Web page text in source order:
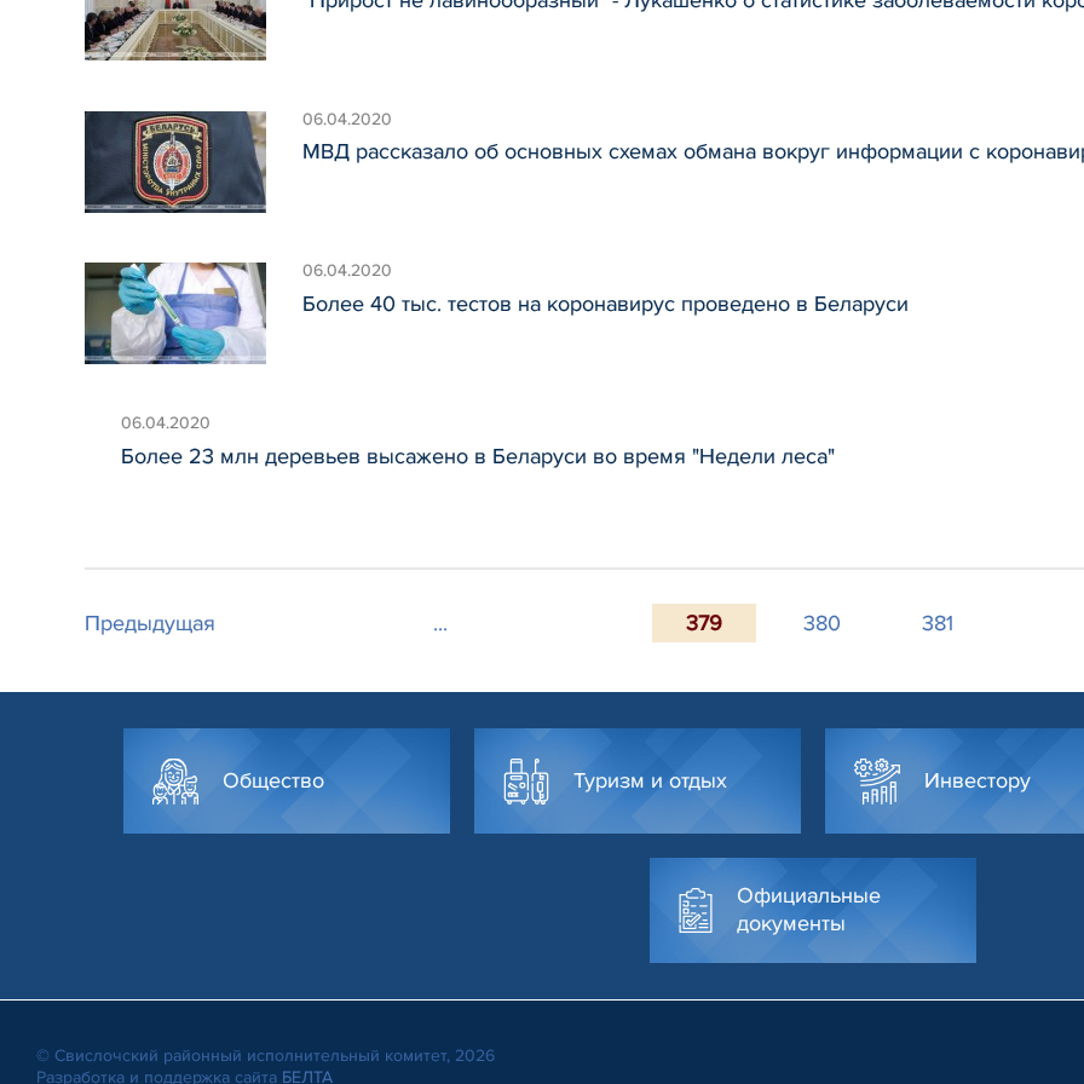
06.04.2020
МВД рассказало об основных схемах обмана вокруг информации с
06.04.2020
Более 40 тыс. тестов на коронавирус проведено в Беларуси
06.04.2020
Более 23 млн деревьев высажено в Беларуси во время "Недели леса"
Предыдущая ... 379 380 381
Общество Туризм и отдых Инвестору
Официальные
документы
© Свислочский районный исполнительный комитет, 2026
Разработка и поддержка сайта БЕЛТА